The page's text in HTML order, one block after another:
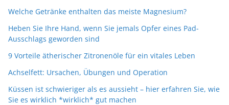
Welche Getränke enthalten das meiste Magnesium?
Heben Sie Ihre Hand, wenn Sie jemals Opfer eines Pad-
Ausschlags geworden sind
9 Vorteile ätherischer Zitronenöle für ein vitales Leben
Achselfett: Ursachen, Übungen und Operation
Küssen ist schwieriger als es aussieht – hier erfahren Sie, wie
Sie es wirklich *wirklich* gut machen